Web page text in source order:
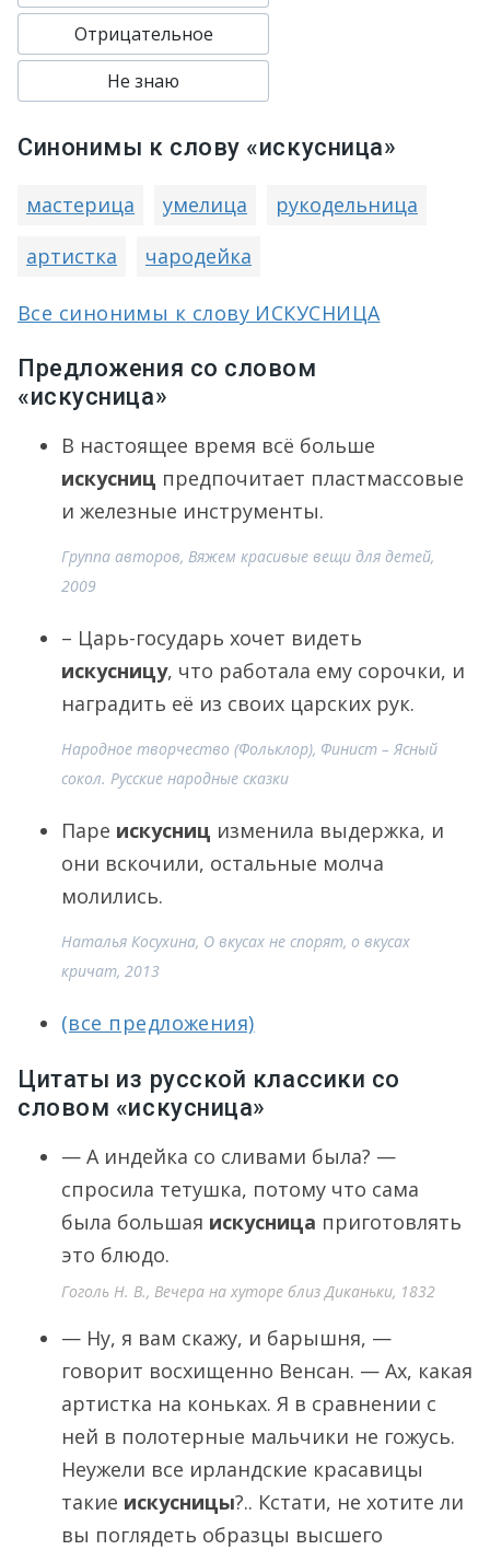
Отрицательное
Не знаю
Синонимы к слову «искусница»
мастерица умелица
рукодельница
артистка
чародейка
Все синонимы к слову ИСКУСНИЦА
Предложения со словом
«искусница»
В настоящее время всё больше
искусниц предпочитает пластмассовые
и железные инструменты.
Группа авторов, Вяжем красивые вещи для детей,
2009
– Царь-государь хочет видеть
искусницу, что работала ему сорочки, и
наградить её из своих царских рук.
Народное творчество (Фольклор), Финист – Ясный
сокол. Русские народные сказки
Паре искусниц изменила выдержка, и
они вскочили, остальные молча
молились.
Наталья Косухина, О вкусах не спорят, о вкусах
кричат, 2013
(все предложения)
Цитаты из русской классики со
словом «искусница»
— А индейка со сливами была? —
спросила тетушка, потому что сама
была большая искусница приготовлять
это блюдо.
Гоголь Н. В., Вечера на хуторе близ Диканьки, 1832
— Ну, я вам скажу, и барышня, —
говорит восхищенно Венсан. — Ах, какая
артистка на коньках. Я в сравнении с
ней в полотерные мальчики не гожусь.
Неужели все ирландские красавицы
такие искусницы?.. Кстати, не хотите ли
вы поглядеть образцы высшего